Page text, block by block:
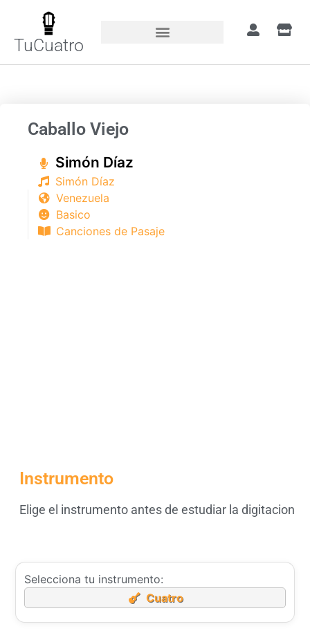
TuCuatro
Caballo Viejo
Simón Díaz​
Simón Díaz​
Venezuela
Basico
Canciones de Pasaje
Instrumento
Elige el instrumento antes de estudiar la digitacion
Selecciona tu instrumento:
Cuatro